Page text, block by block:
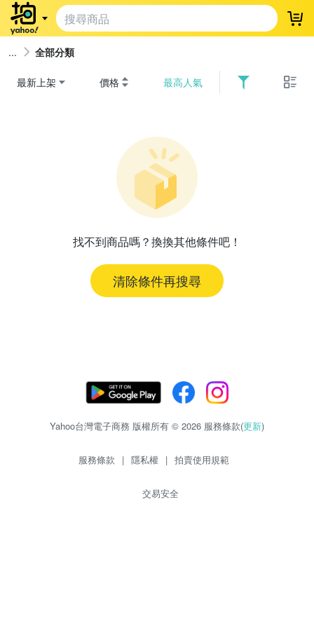
登
全部分類
最新上架 價格 最高人氣
找不到商品嗎？換換其他條件吧！
清除條件再搜尋
Yahoo台灣電子商務 版權所有 © 2026 服務條款(更新)
服務條款 | 隱私權 | 拍賣使用規範
交易安全